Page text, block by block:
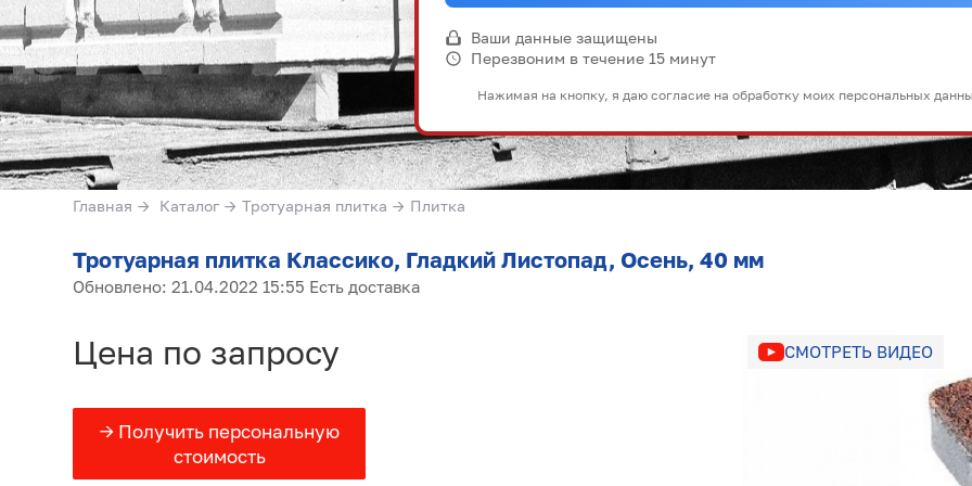
Ваши данные защищены
Перезвоним в течение 15 минут
Нажимая на кнопку, я даю согласие на обработку моих персональных
Главная → Каталог → Тротуарная плитка → Плитка
Тротуарная плитка Классико, Гладкий Листопад, Осень, 40 мм
Обновлено: 21.04.2022 15:55 Есть доставка
Цена по запросу
→ Получить персональную
стоимость
СМОТРЕТЬ ВИДЕО